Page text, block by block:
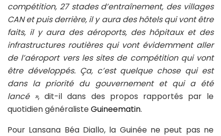
compétition, 27 stades d’entraînement, des villages
CAN et puis derrière, il y aura des hôtels qui vont être
faits, il y aura des aéroports, des hôpitaux et des
infrastructures routières qui vont évidemment aller
de l’aéroport vers les sites de compétition qui vont
être développés. Ça, c’est quelque chose qui est
dans la priorité du gouvernement et qui a été
lancé », dit-il dans des propos rapportés par le
quotidien généralisteGuineematin.
Pour Lansana Béa Diallo, la Guinée ne peut pas ne